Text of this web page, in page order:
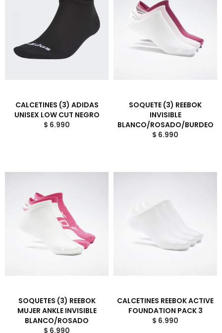
CALCETINES (3) ADIDAS
UNISEX LOW CUT NEGRO
$ 6.990
SOQUETE (3) REEBOK
INVISIBLE
BLANCO/ROSADO/BURDEO
$ 6.990
SOQUETES (3) REEBOK
MUJER ANKLE INVISIBLE
BLANCO/ROSADO
$ 6.990
CALCETINES REEBOK ACTIVE
FOUNDATION PACK 3
$ 6.990